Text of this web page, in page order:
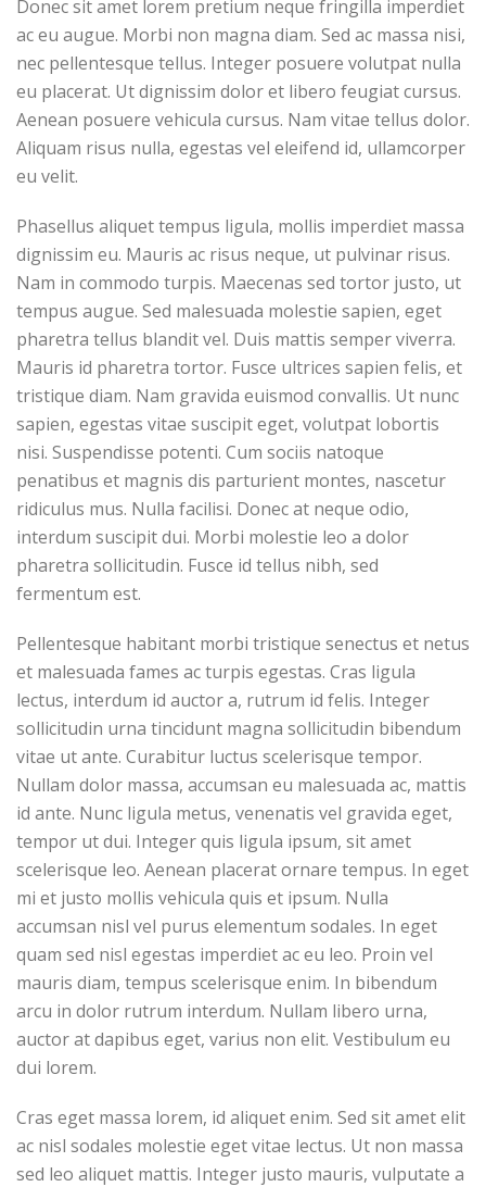
Donec sit amet lorem pretium neque fringilla imperdiet
ac eu augue. Morbi non magna diam. Sed ac massa nisi,
nec pellentesque tellus. Integer posuere volutpat nulla
eu placerat. Ut dignissim dolor et libero feugiat cursus.
Aenean posuere vehicula cursus. Nam vitae tellus dolor.
Aliquam risus nulla, egestas vel eleifend id, ullamcorper
eu velit.
Phasellus aliquet tempus ligula, mollis imperdiet massa
dignissim eu. Mauris ac risus neque, ut pulvinar risus.
Nam in commodo turpis. Maecenas sed tortor justo, ut
tempus augue. Sed malesuada molestie sapien, eget
pharetra tellus blandit vel. Duis mattis semper viverra.
Mauris id pharetra tortor. Fusce ultrices sapien felis, et
tristique diam. Nam gravida euismod convallis. Ut nunc
sapien, egestas vitae suscipit eget, volutpat lobortis
nisi. Suspendisse potenti. Cum sociis natoque
penatibus et magnis dis parturient montes, nascetur
ridiculus mus. Nulla facilisi. Donec at neque odio,
interdum suscipit dui. Morbi molestie leo a dolor
pharetra sollicitudin. Fusce id tellus nibh, sed
fermentum est.
Pellentesque habitant morbi tristique senectus et netus
et malesuada fames ac turpis egestas. Cras ligula
lectus, interdum id auctor a, rutrum id felis. Integer
sollicitudin urna tincidunt magna sollicitudin bibendum
vitae ut ante. Curabitur luctus scelerisque tempor.
Nullam dolor massa, accumsan eu malesuada ac, mattis
id ante. Nunc ligula metus, venenatis vel gravida eget,
tempor ut dui. Integer quis ligula ipsum, sit amet
scelerisque leo. Aenean placerat ornare tempus. In eget
mi et justo mollis vehicula quis et ipsum. Nulla
accumsan nisl vel purus elementum sodales. In eget
quam sed nisl egestas imperdiet ac eu leo. Proin vel
mauris diam, tempus scelerisque enim. In bibendum
arcu in dolor rutrum interdum. Nullam libero urna,
auctor at dapibus eget, varius non elit. Vestibulum eu
dui lorem.
Cras eget massa lorem, id aliquet enim. Sed sit amet elit
ac nisl sodales molestie eget vitae lectus. Ut non massa
sed leo aliquet mattis. Integer justo mauris, vulputate a